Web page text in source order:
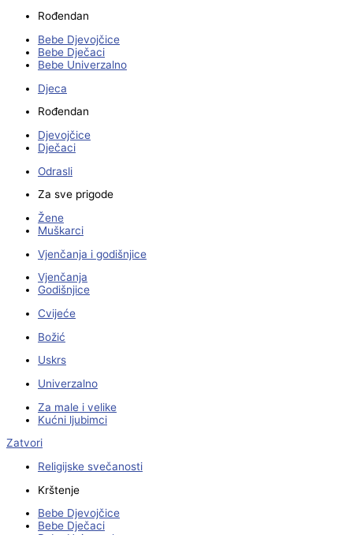
Rođendan
Bebe Djevojčice
Bebe Dječaci
Bebe Univerzalno
Djeca
Rođendan
Djevojčice
Dječaci
Odrasli
Za sve prigode
Žene
Muškarci
Vjenčanja i godišnjice
Vjenčanja
Godišnjice
Cvijeće
Božić
Uskrs
Univerzalno
Za male i velike
Kućni ljubimci
Zatvori
Religijske svečanosti
Krštenje
Bebe Djevojčice
Bebe Dječaci